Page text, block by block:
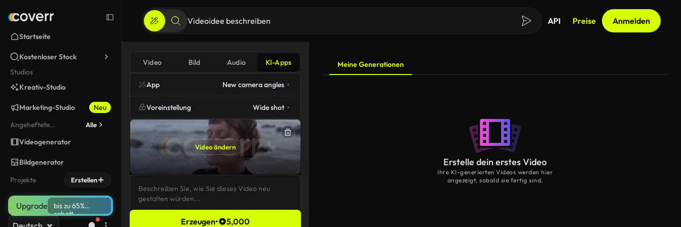
Startseite
Kostenloser Stock
Studios
Kreativ-Studio
Marketing-Studio
Neu
Angeheftete
Alle
Videogenerator
Bildgenerator
Projekte
Erstellen
Upgrade
bis zu 65%
rabatt
API Preise Anmelden
Video Bild Audio KI-Apps
App New camera angles
Voreinstellung Wide shot
Video ändern
Erzeugen• 5,000
Meine Generationen
Erstelle dein erstes Video
Ihre KI-generierten Videos werden hier
angezeigt, sobald sie fertig sind.